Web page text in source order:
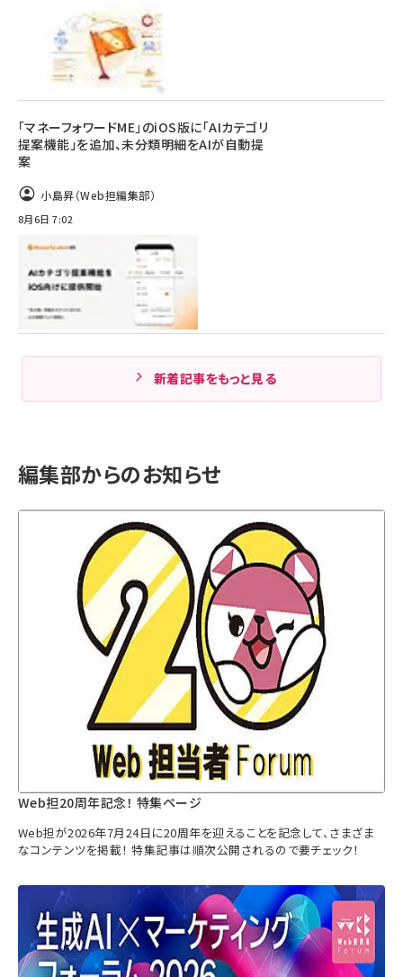
「マネーフォワードME」のiOS版に「AIカテゴリ
提案機能」を追加、未分類明細をAIが自動提
案
小島昇（Web担編集部）
8月6日 7:02
新着記事をもっと見る
編集部からのお知らせ
Web担20周年記念！ 特集ページ
Web担が2026年7月24日に20周年を迎えることを記念して、さまざま
なコンテンツを掲載！ 特集記事は順次公開されるので要チェック！